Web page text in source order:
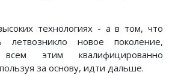
технологиях - а в том, что
летвозникло новое поколение,
этим квалифицированно
за основу, идти дальше.